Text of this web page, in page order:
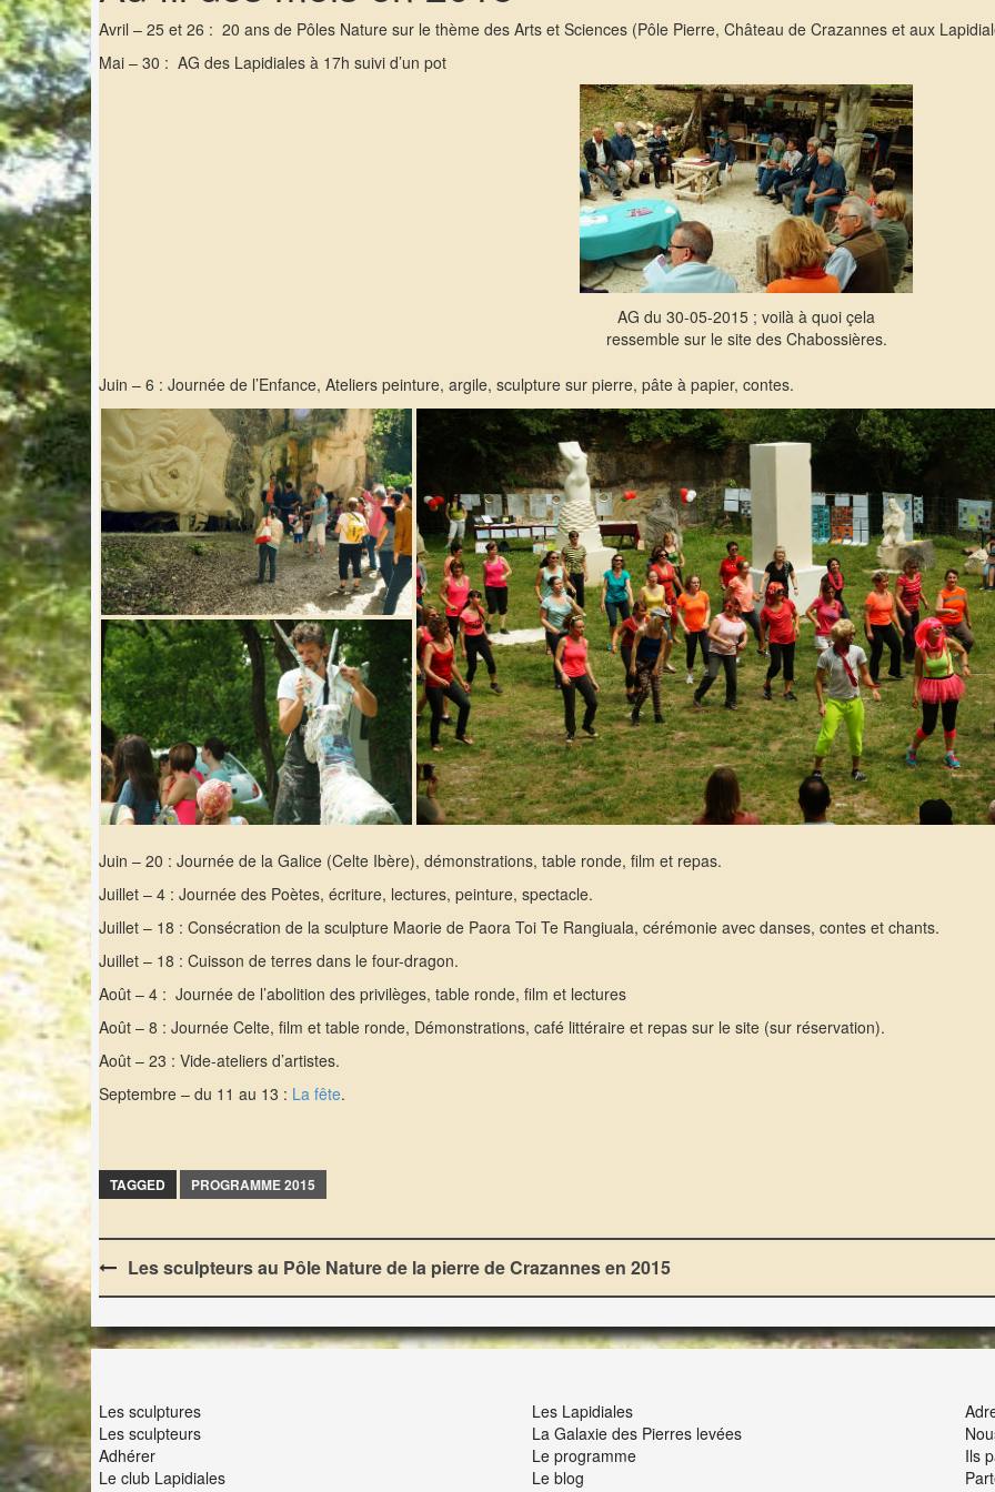
Avril – 25 et 26 : 20 ans de Pôles Nature sur le thème des Arts et Sciences (Pôle Pierre, Château de Crazannes et aux
Mai – 30 : AG des Lapidiales à 17h suivi d’un pot
AG du 30-05-2015 ; voilà à quoi çela
ressemble sur le site des Chabossières.
Juin – 6 : Journée de l’Enfance, Ateliers peinture, argile, sculpture sur pierre, pâte à papier, contes.
Juin – 20 : Journée de la Galice (Celte Ibère), démonstrations, table ronde, film et repas.
Juillet – 4 : Journée des Poètes, écriture, lectures, peinture, spectacle.
Juillet – 18 : Consécration de la sculpture Maorie de Paora Toi Te Rangiuala, cérémonie avec danses, contes et chants.
Juillet – 18 : Cuisson de terres dans le four-dragon.
Août – 4 : Journée de l’abolition des privilèges, table ronde, film et lectures
Août – 8 : Journée Celte, film et table ronde, Démonstrations, café littéraire et repas sur le site (sur réservation).
Août – 23 : Vide-ateliers d’artistes.
Septembre – du 11 au 13 : La fête.
TAGGED PROGRAMME 2015
Post
navigation
Les sculpteurs au Pôle Nature de la pierre de Crazannes en 2015
Les sculptures
Les sculpteurs
Adhérer
Le club Lapidiales
Les Lapidiales
La Galaxie des Pierres levées
Le programme
Le blog
Ils